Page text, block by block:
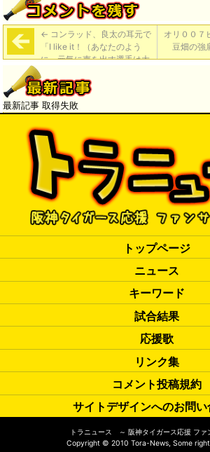
← コンラッド、良太の耳元で
「I like it！（あなたのよう
に、元気に声を出す選手は大
好きだよ）」 良太「voice
only（僕には声しかないか
ら）」
オリ００７
豆畑の強
最新記事 取得失敗
トップページ
ニュース
キーワード
試合結果
応援歌
リンク集
コメント投稿規約
サイトデザインへのお問
トラニュース ～ 阪神タイガース応援 ファ
Copyright © 2010 Tora-News, Some